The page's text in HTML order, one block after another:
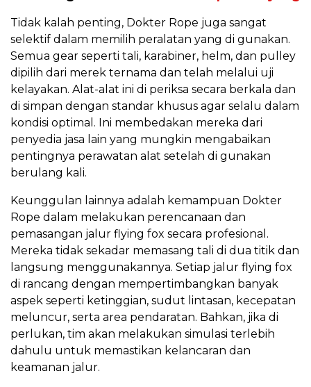
Tidak kalah penting, Dokter Rope juga sangat
selektif dalam memilih peralatan yang di gunakan.
Semua gear seperti tali, karabiner, helm, dan pulley
dipilih dari merek ternama dan telah melalui uji
kelayakan. Alat-alat ini di periksa secara berkala dan
di simpan dengan standar khusus agar selalu dalam
kondisi optimal. Ini membedakan mereka dari
penyedia jasa lain yang mungkin mengabaikan
pentingnya perawatan alat setelah di gunakan
berulang kali.
Keunggulan lainnya adalah kemampuan Dokter
Rope dalam melakukan perencanaan dan
pemasangan jalur flying fox secara profesional.
Mereka tidak sekadar memasang tali di dua titik dan
langsung menggunakannya. Setiap jalur flying fox
di rancang dengan mempertimbangkan banyak
aspek seperti ketinggian, sudut lintasan, kecepatan
meluncur, serta area pendaratan. Bahkan, jika di
perlukan, tim akan melakukan simulasi terlebih
dahulu untuk memastikan kelancaran dan
keamanan jalur.